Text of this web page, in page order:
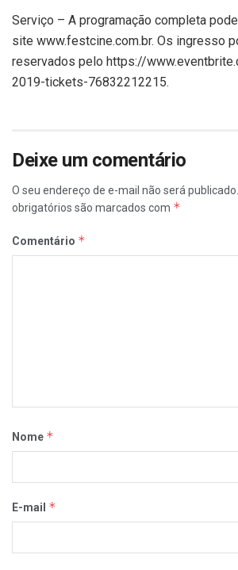
Serviço – A programação completa
site www.festcine.com.br. Os ingresso
reservados pelo https://
2019-tickets-76832212215.
Deixe um comentário
O seu endereço de e-mail não será publicado.
obrigatórios são marcados com *
Comentário *
Nome *
E-mail *